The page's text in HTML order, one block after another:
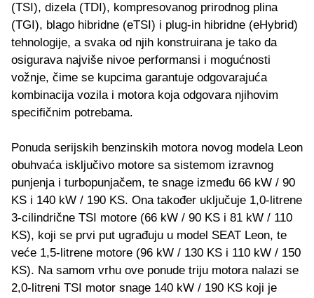
(TSI), dizela (TDI), kompresovanog prirodnog plina
(TGI), blago hibridne (eTSI) i plug-in hibridne (eHybrid)
tehnologije, a svaka od njih konstruirana je tako da
osigurava najviše nivoe performansi i mogućnosti
vožnje, čime se kupcima garantuje odgovarajuća
kombinacija vozila i motora koja odgovara njihovim
specifičnim potrebama.
Ponuda serijskih benzinskih motora novog modela Leon
obuhvaća isključivo motore sa sistemom izravnog
punjenja i turbopunjačem, te snage između 66 kW / 90
KS i 140 kW / 190 KS. Ona također uključuje 1,0-litrene
3-cilindrične TSI motore (66 kW / 90 KS i 81 kW / 110
KS), koji se prvi put ugrađuju u model SEAT Leon, te
veće 1,5-litrene motore (96 kW / 130 KS i 110 kW / 150
KS). Na samom vrhu ove ponude triju motora nalazi se
2,0-litreni TSI motor snage 140 kW / 190 KS koji je